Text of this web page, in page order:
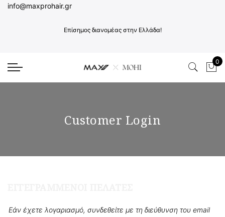
info@maxprohair.gr
Επίσημος διανομέας στην Ελλάδα!
Το
0
Customer Login
Εάν έχετε λογαριασμό, συνδεθείτε με τη διεύθυνση του email